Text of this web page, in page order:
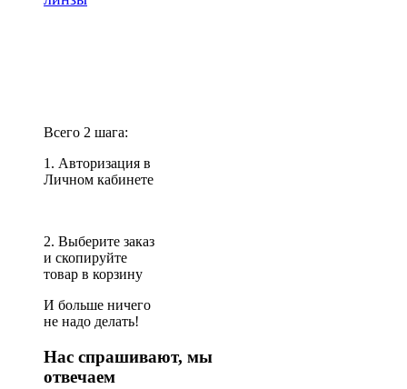
Всего 2 шага:
1. Авторизация в
Личном кабинете
2. Выберите заказ
и скопируйте
товар в корзину
И больше ничего
не надо делать!
Нас спрашивают, мы
отвечаем